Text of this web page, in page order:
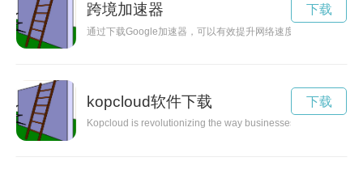
跨境加速器
通过下载Google加速器，可以有效提升网络速度，让您畅享更
下载
kopcloud软件下载
Kopcloud is revolutionizing the way businesses operate by
下载